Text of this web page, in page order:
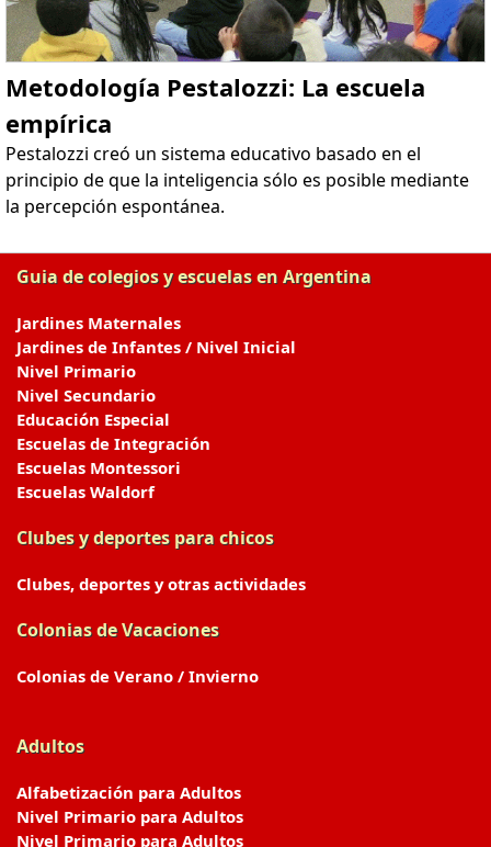
Metodología Pestalozzi: La escuela
empírica
Pestalozzi creó un sistema educativo basado en el
principio de que la inteligencia sólo es posible mediante
la percepción espontánea.
Guia de colegios y escuelas en Argentina
Jardines Maternales
Jardines de Infantes / Nivel Inicial
Nivel Primario
Nivel Secundario
Educación Especial
Escuelas de Integración
Escuelas Montessori
Escuelas Waldorf
Clubes y deportes para chicos
Clubes, deportes y otras actividades
Colonias de Vacaciones
Colonias de Verano / Invierno
Adultos
Alfabetización para Adultos
Nivel Primario para Adultos
Nivel Primario para Adultos